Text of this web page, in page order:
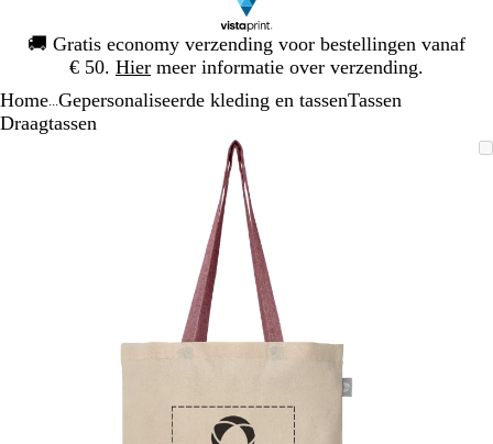
🚚 Gratis economy verzending voor bestellingen vanaf
€ 50. Hier meer informatie over verzending.
1
Home Gepersonaliseerde kleding en tassenTassen
Draagtassen
afbeelding
tot
minimum
om
uit
te
vouwen
plus-
en
mintoetsen
om
te
zoomen
en
pijltjestoetsen